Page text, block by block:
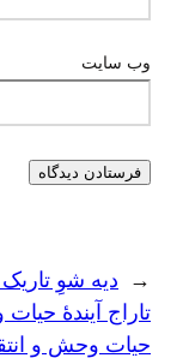
وب‌ سایت
←
دیه شوِ
تاراج آیندهٔ
حیات وحش و